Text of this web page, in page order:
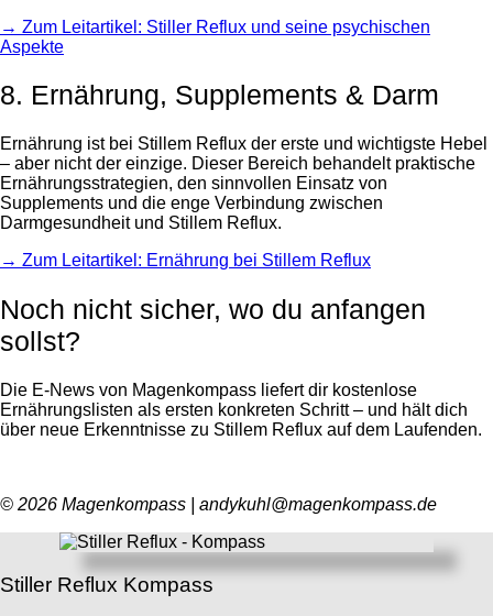
→ Zum Leitartikel: Stiller Reflux und seine psychischen
Aspekte
8. Ernährung, Supplements & Darm
Ernährung ist bei Stillem Reflux der erste und wichtigste Hebel
– aber nicht der einzige. Dieser Bereich behandelt praktische
Ernährungsstrategien, den sinnvollen Einsatz von
Supplements und die enge Verbindung zwischen
Darmgesundheit und Stillem Reflux.
→ Zum Leitartikel: Ernährung bei Stillem Reflux
Noch nicht sicher, wo du anfangen
sollst?
Die E-News von Magenkompass liefert dir kostenlose
Ernährungslisten als ersten konkreten Schritt – und hält dich
über neue Erkenntnisse zu Stillem Reflux auf dem Laufenden.
© 2026 Magenkompass | andykuhl@magenkompass.de
Stiller Reflux Kompass